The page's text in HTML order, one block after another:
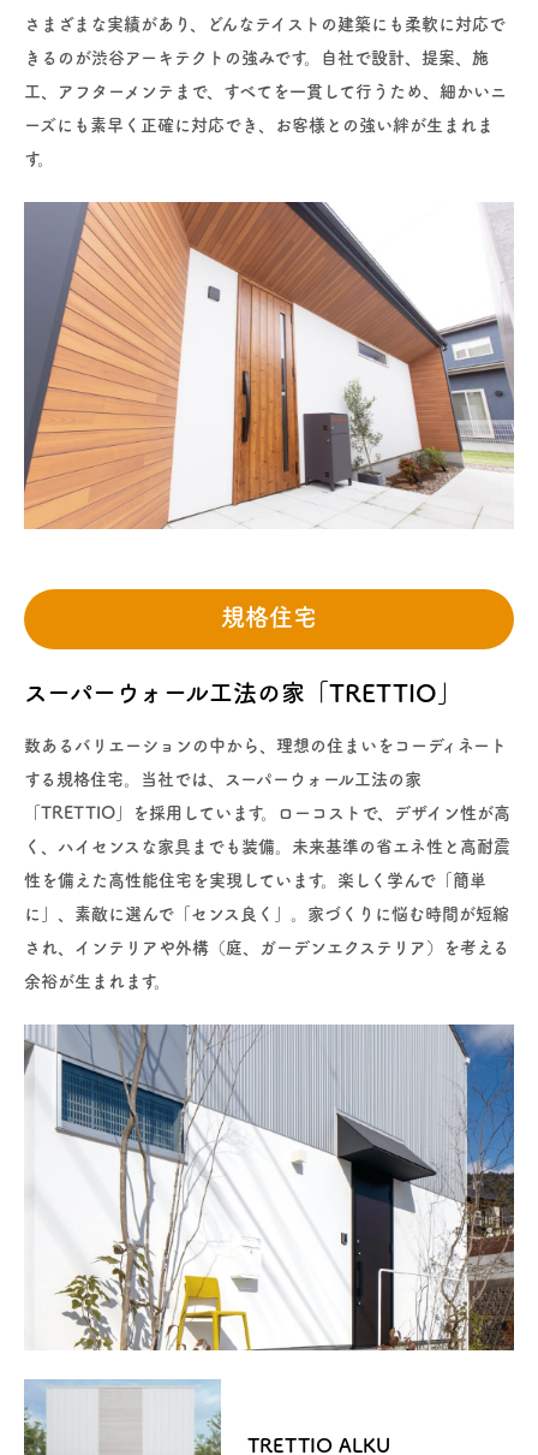
さまざまな実績があり、どんなテイストの建築にも柔軟に対応で
きるのが渋谷アーキテクトの強みです。自社で設計、提案、施
工、アフターメンテまで、すべてを一貫して行うため、細かいニ
ーズにも素早く正確に対応でき、お客様との強い絆が生まれま
す。
規格住宅
スーパーウォール工法の家「TRETTIO」
数あるバリエーションの中から、理想の住まいをコーディネート
する規格住宅。当社では、スーパーウォール工法の家
「TRETTIO」を採用しています。ローコストで、デザイン性が高
く、ハイセンスな家具までも装備。未来基準の省エネ性と高耐震
性を備えた高性能住宅を実現しています。楽しく学んで「簡単
に」、素敵に選んで「センス良く」。家づくりに悩む時間が短縮
され、インテリアや外構（庭、ガーデンエクステリア）を考える
余裕が生まれます。
TRETTIO ALKU